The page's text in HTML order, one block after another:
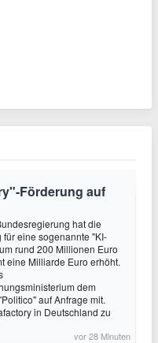
Förderung auf
hat die
für eine sogenannte "KI-
rund 200 Millionen Euro
eine Milliarde Euro erhöht.
dem
auf Anfrage mit.
in Deutschland zu
vor 28 Minuten